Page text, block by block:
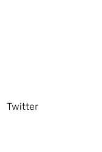
Twitter